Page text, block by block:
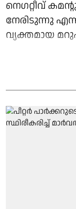
നെഗറ്റീവ്
നേരിടുന്നു
വ്യക്തമായ